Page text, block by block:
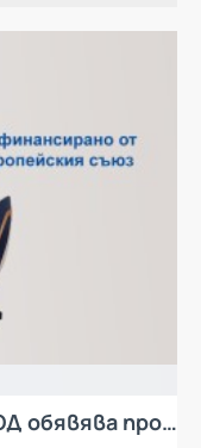
„Рекламна Агенция Дея“ ЕООД обявява процедура за избор на изпълнител с предмет „Доставка и монтаж на оборудване и обзавеждане за кът за отдих за работещите в „Рекламна Агенция Дея“ ЕООД